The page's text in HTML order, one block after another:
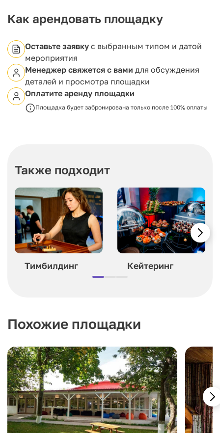
Как арендовать площадку
Оставьте заявку с выбранным типом и датой
мероприятия
Менеджер свяжется с вами для обсуждения
деталей и просмотра площадки
Оплатите аренду площадки
Площадка будет забронирована только после 100% оплаты
Также подходит
Тимбилдинг Кейтеринг
Похожие площадки